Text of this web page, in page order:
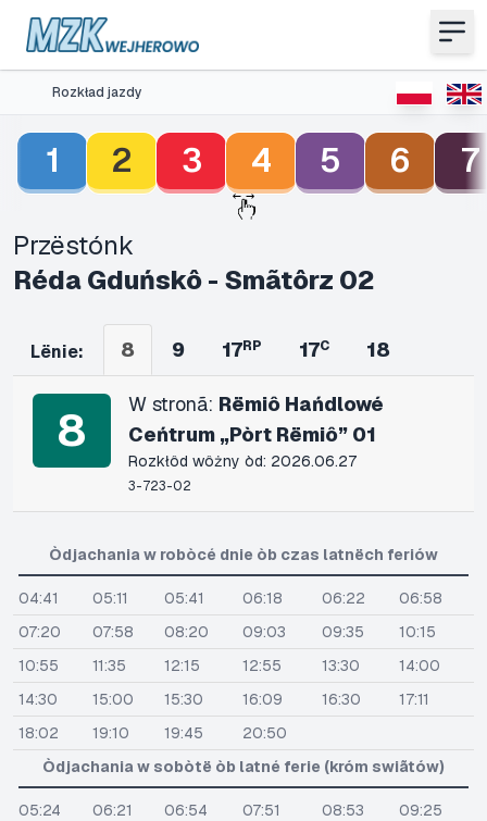
Rozkład jazdy
1 2 3 4 5 6 7
Przëstónk
Réda Gduńskô - Smãtôrz 02
Lënie: 8 9 17RP 17C 18
8 W stronã: Rëmiô Hańdlowé
Ceńtrum „Pòrt Rëmiô” 01
Rozkłôd wôżny òd: 2026.06.27
3-723-02
Òdjachania w robòcé dnie òb czas latnëch feriów
04:41 05:11 05:41 06:18 06:22
06:58
07:20
07:58 08:20 09:03 09:35
10:15
10:55
11:35 12:15 12:55 13:30
14:00
14:30
15:00 15:30 16:09 16:30
17:11
18:02
19:10 19:45
20:50
Òdjachania w sobòtë òb latné ferie (króm swiãtów)
05:24 06:21 06:54 07:51 08:53
09:25